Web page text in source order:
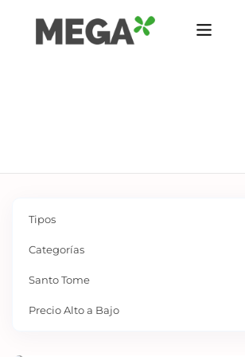
Tipos
Categorías
Santo Tome
Precio Alto a Bajo